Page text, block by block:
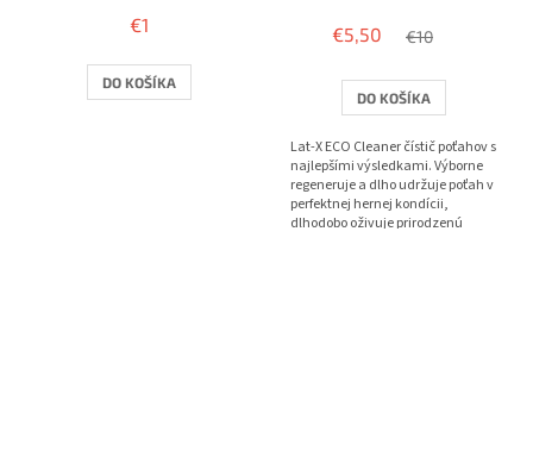
€1
DO KOŠÍKA
produktu
4,0
z
hviezdičiek.
€5,50 €10
DO KOŠÍKA
Lat-X ECO Cleaner čístič poťahov s
najlepšími výsledkami. Výborne
regeneruje a dlho udržuje poťah v
perfektnej hernej kondícii,
dlhodobo oživuje prirodzenú